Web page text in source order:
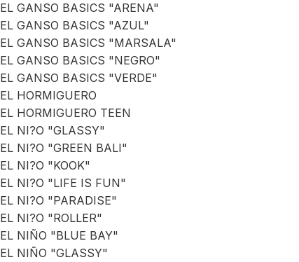
EL GANSO BASICS "ARENA"
EL GANSO BASICS "AZUL"
EL GANSO BASICS "MARSALA"
EL GANSO BASICS "NEGRO"
EL GANSO BASICS "VERDE"
EL HORMIGUERO
EL HORMIGUERO TEEN
EL NI?O "GLASSY"
EL NI?O "GREEN BALI"
EL NI?O "KOOK"
EL NI?O "LIFE IS FUN"
EL NI?O "PARADISE"
EL NI?O "ROLLER"
EL NIÑO "BLUE BAY"
EL NIÑO "GLASSY"